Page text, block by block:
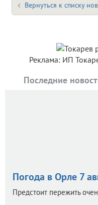
Вернуться к списку
Реклама: ИП
Последние
Погода в Орле 7
Предстоит пережить